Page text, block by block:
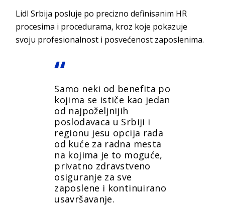
Lidl Srbija posluje po precizno definisanim HR
procesima i procedurama, kroz koje pokazuje
svoju profesionalnost i posvećenost zaposlenima.
Samo neki od benefita po
kojima se ističe kao jedan
od najpoželjnijih
poslodavaca u Srbiji i
regionu jesu opcija rada
od kuće za radna mesta
na kojima je to moguće,
privatno zdravstveno
osiguranje za sve
zaposlene i kontinuirano
usavršavanje.